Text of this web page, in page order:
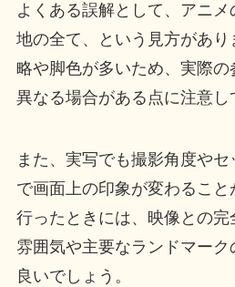
よくある誤解として、アニ
地の全て、という見方があ
略や脚色が多いため、実際
異なる場合がある点に注意し
また、実写でも撮影角度や
で画面上の印象が変わるこ
行ったときには、映像との完
雰囲気や主要なランドマー
良いでしょう。